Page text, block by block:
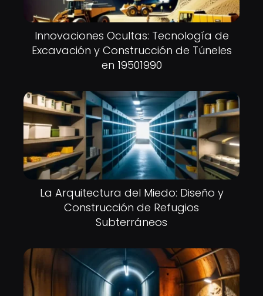
Innovaciones Ocultas: Tecnología de
Excavación y Construcción de Túneles
en 19501990
La Arquitectura del Miedo: Diseño y
Construcción de Refugios
Subterráneos